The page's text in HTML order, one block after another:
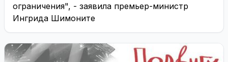
ограничения", - заявила премьер-министр
Ингрида Шимоните